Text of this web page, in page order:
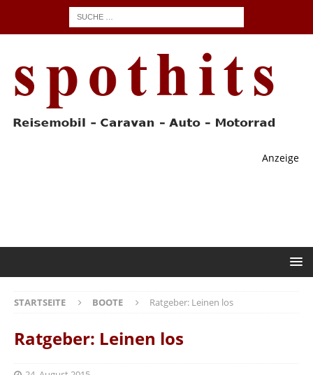
Anzeige
STARTSEITE BOOTE Ratgeber: Leinen los
Ratgeber: Leinen los